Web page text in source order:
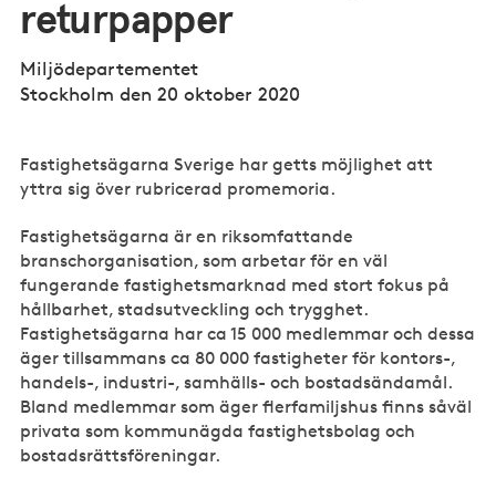
returpapper
Miljödepartementet
Stockholm den 20 oktober 2020
Fastighetsägarna Sverige har getts möjlighet att
yttra sig över rubricerad promemoria.
Fastighetsägarna är en riksomfattande
branschorganisation, som arbetar för en väl
fungerande fastighetsmarknad med stort fokus på
hållbarhet, stadsutveckling och trygghet.
Fastighetsägarna har ca 15 000 medlemmar och dessa
äger tillsammans ca 80 000 fastigheter för kontors-,
handels-, industri-, samhälls- och bostadsändamål.
Bland medlemmar som äger flerfamiljshus finns såväl
privata som kommunägda fastighetsbolag och
bostadsrättsföreningar.